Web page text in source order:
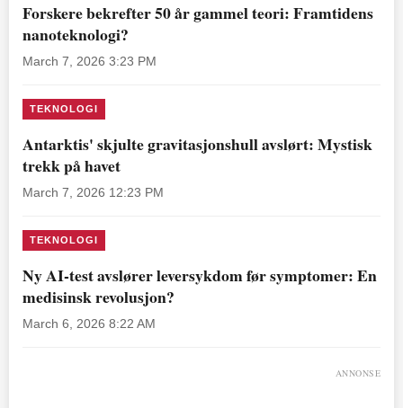
Forskere bekrefter 50 år gammel teori: Framtidens
nanoteknologi?
March 7, 2026 3:23 PM
TEKNOLOGI
Antarktis' skjulte gravitasjonshull avslørt: Mystisk
trekk på havet
March 7, 2026 12:23 PM
TEKNOLOGI
Ny AI-test avslører leversykdom før symptomer: En
medisinsk revolusjon?
March 6, 2026 8:22 AM
ANNONSE